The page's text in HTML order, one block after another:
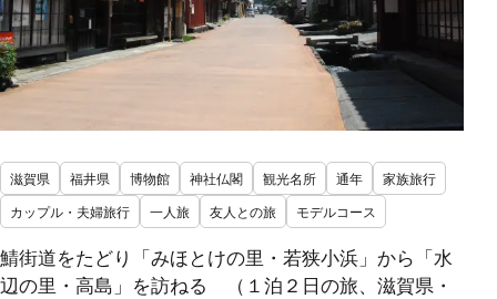
滋賀県 福井県 博物館 神社仏閣 観光名所 通年
家族旅行
カップル・夫婦旅行
一人旅 友人との旅 モデルコース
鯖街道をたどり「みほとけの里・若狭小浜」から「水
辺の里・高島」を訪ねる （１泊２日の旅、滋賀県・